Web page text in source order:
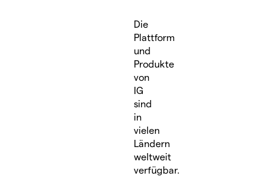
Die
Plattform
und
Produkte
von
IG
sind
in
vielen
Ländern
weltweit
verfügbar.